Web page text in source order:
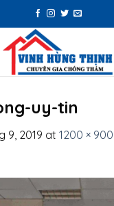
uy-tin
9, 2019 at 1200 × 900